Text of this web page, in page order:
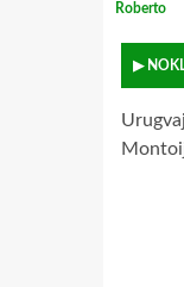
Roberto
▶